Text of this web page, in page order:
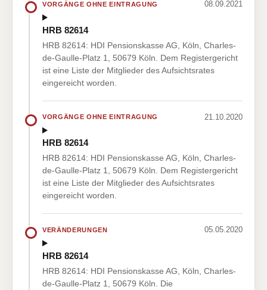
VORGÄNGE OHNE EINTRAGUNG 08.09.2021
HRB 82614
HRB 82614: HDI Pensionskasse AG, Köln, Charles-
de-Gaulle-Platz 1, 50679 Köln. Dem Registergericht
ist eine Liste der Mitglieder des Aufsichtsrates
eingereicht worden.
VORGÄNGE OHNE EINTRAGUNG 21.10.2020
HRB 82614
HRB 82614: HDI Pensionskasse AG, Köln, Charles-
de-Gaulle-Platz 1, 50679 Köln. Dem Registergericht
ist eine Liste der Mitglieder des Aufsichtsrates
eingereicht worden.
VERÄNDERUNGEN 05.05.2020
HRB 82614
HRB 82614: HDI Pensionskasse AG, Köln, Charles-
de-Gaulle-Platz 1, 50679 Köln. Die